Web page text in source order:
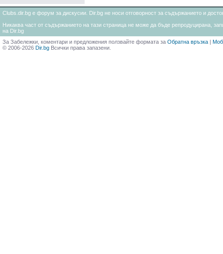
Clubs.dir.bg е форум за дискусии. Dir.bg не носи отговорност за съдържанието и
Никаква част от съдържанието на тази страница не може да бъде репродуцирана,
на Dir.bg
За Забележки, коментари и предложения ползвайте формата за Обратна връзка |
© 2006-2026 Dir.bg Всички права запазени.